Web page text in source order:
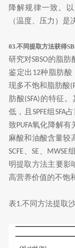
降解规律一致。
（温度、压力）是
03.不同提取方法获得
研究对SBSO的脂肪
鉴定出 12种脂肪酸
现多不饱和脂肪酸
肪酸(SFA)的特征。
低，且 SPFE组 SFA
致PUFA氧化降解有
麻酸和油酸含量较
SCFE 、SE MWSE
明提取方法主要影
高营养价值的不饱
表1.不同方法提取